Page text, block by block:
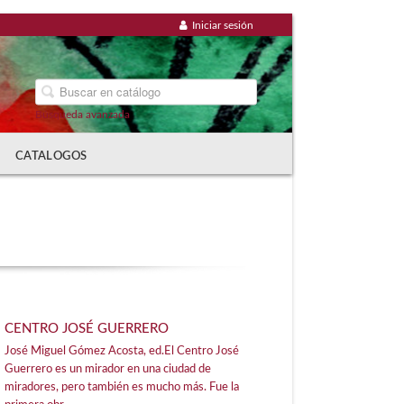
Iniciar sesión
Búsqueda avanzada
CATALOGOS
CENTRO JOSÉ GUERRERO
José Miguel Gómez Acosta, ed.El Centro José
Guerrero es un mirador en una ciudad de
miradores, pero también es mucho más. Fue la